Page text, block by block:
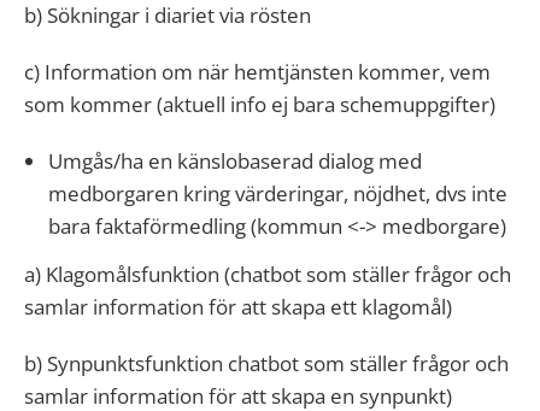
b) Sökningar i diariet via rösten
c) Information om när hemtjänsten kommer, vem
som kommer (aktuell info ej bara schemuppgifter)
Umgås/ha en känslobaserad dialog med
medborgaren kring värderingar, nöjdhet, dvs inte
bara faktaförmedling (kommun <-> medborgare)
a) Klagomålsfunktion (chatbot som ställer frågor och
samlar information för att skapa ett klagomål)
b) Synpunktsfunktion chatbot som ställer frågor och
samlar information för att skapa en synpunkt)